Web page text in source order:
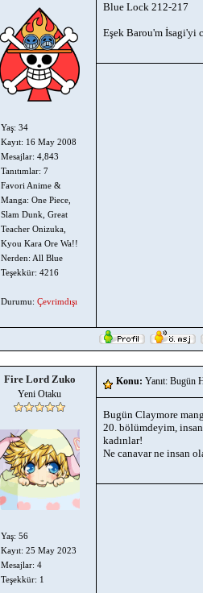
Yaş: 34
Kayıt: 16 May 2008
Mesajlar: 4,843
Tanıtımlar: 7
Favori Anime &
Manga: One Piece,
Slam Dunk, Great
Teacher Onizuka,
Kyou Kara Ore Wa!!
Nerden: All Blue
Teşekkür: 4216
Durumu: Çevrimdışı
Blue Lock 212-217
Eşek Barou'm İsagi'yi
Fire Lord Zuko
Yeni Otaku
Yaş: 56
Kayıt: 25 May 2023
Mesajlar: 4
Teşekkür: 1
Konu: Yanıt: Bugün
Bugün Claymore
20. bölümdeyim,
kadınlar!
Ne canavar ne insan